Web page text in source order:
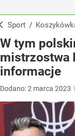
Sport /
W tym
mistrzostwa
informacje
Dodano:2 marca 2023